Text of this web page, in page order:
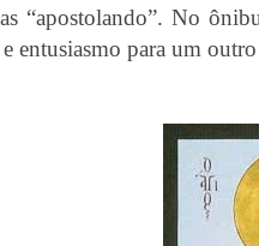
“apostolando”. No
entusiasmo para um